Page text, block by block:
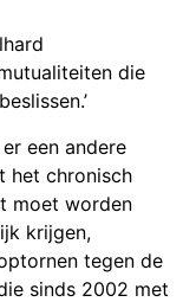
die
een andere
het chronisch
moet worden
krijgen,
tegen de
sinds 2002 met